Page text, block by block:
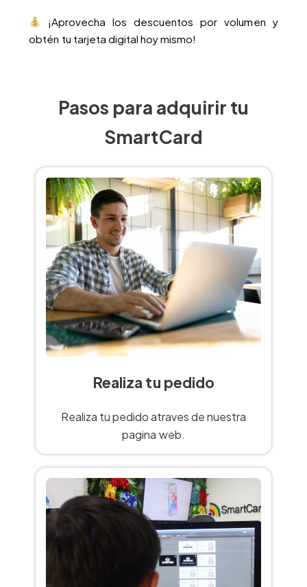
¡Aprovecha los descuentos por volumen y
obtén tu tarjeta digital hoy mismo!
Pasos para adquirir tu
SmartCard
Realiza tu pedido
Realiza tu pedido atraves de nuestra
pagina web.